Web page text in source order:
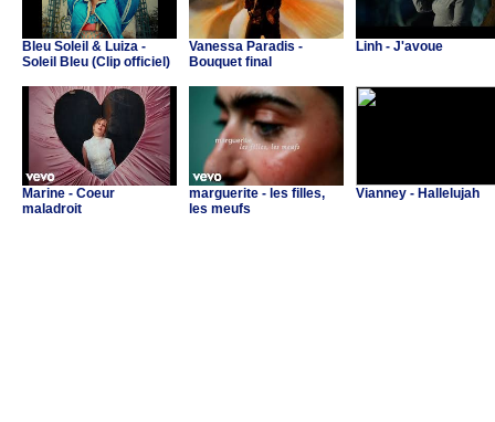
Bleu Soleil & Luiza -
Soleil Bleu (Clip officiel)
Vanessa Paradis -
Bouquet final
Linh - J'avoue
Marine - Coeur
maladroit
marguerite - les filles,
les meufs
Vianney - Hallelujah